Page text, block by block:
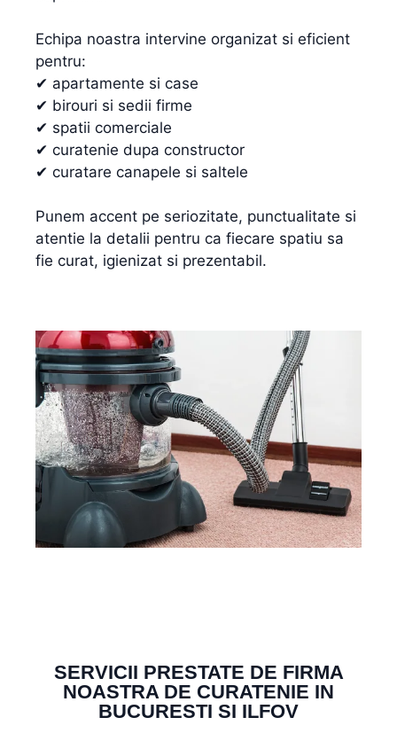
Echipa noastra intervine organizat si eficient
pentru:
✔ apartamente si case
✔ birouri si sedii firme
✔ spatii comerciale
✔ curatenie dupa constructor
✔ curatare canapele si saltele
Punem accent pe seriozitate, punctualitate si
atentie la detalii pentru ca fiecare spatiu sa
fie curat, igienizat si prezentabil.
SERVICII PRESTATE DE FIRMA
NOASTRA DE CURATENIE IN
BUCURESTI SI ILFOV